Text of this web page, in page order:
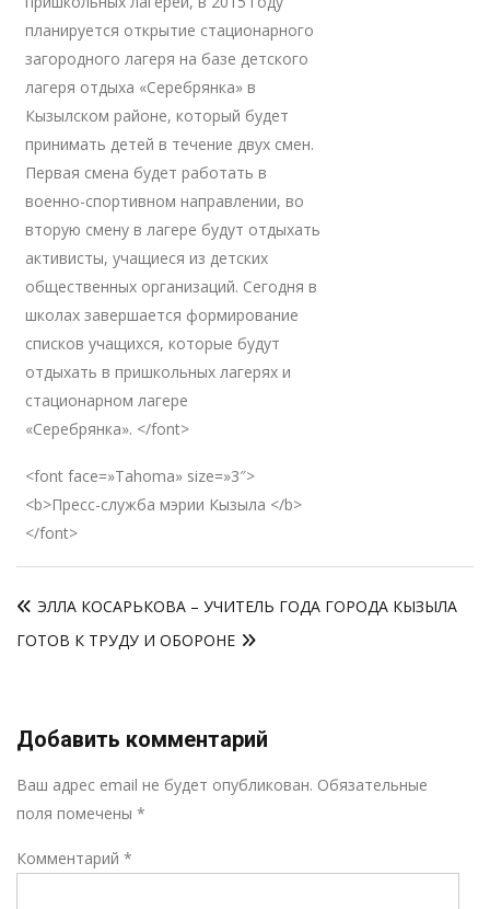
планируется открытие стационарного
загородного лагеря на базе детского
лагеря отдыха «Серебрянка» в
Кызылском районе, который будет
принимать детей в течение двух смен.
Первая смена будет работать в
военно-спортивном направлении, во
вторую смену в лагере будут отдыхать
активисты, учащиеся из детских
общественных организаций. Сегодня в
школах завершается формирование
списков учащихся, которые будут
отдыхать в пришкольных лагерях и
стационарном лагере
«Серебрянка». </font>
<font face=»Tahoma» size=»3″>
<b>Пресс-служба мэрии Кызыла </b>
</font>
по
записям
ЭЛЛА КОСАРЬКОВА – УЧИТЕЛЬ ГОДА ГОРОДА КЫЗЫЛА
ГОТОВ К ТРУДУ И ОБОРОНЕ
Добавить комментарий
Ваш адрес email не будет опубликован. Обязательные
поля помечены *
Комментарий *